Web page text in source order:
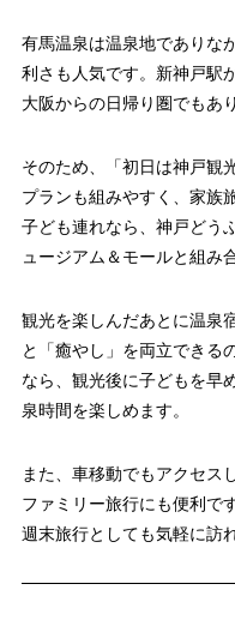
有馬温泉は温泉地でありな
利さも人気です。新神戸駅
大阪からの日帰り圏でもあ
そのため、「初日は神戸観
プランも組みやすく、家族
子ども連れなら、神戸どう
ュージアム＆モールと組み
観光を楽しんだあとに温泉
と「癒やし」を両立できる
なら、観光後に子どもを早
泉時間を楽しめます。
また、車移動でもアクセス
ファミリー旅行にも便利で
週末旅行としても気軽に訪